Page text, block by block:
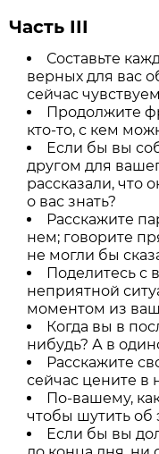
Часть III
Составьте
верных для вас
сейчас
Продолжите
кто-то, с кем
Если бы вы
другом для
рассказали, что
о вас знать?
Расскажите
нем; говорите
не могли бы
Поделитесь с
неприятной
моментом из
Когда вы в
нибудь? А в
Расскажите
сейчас цените в
По-вашему,
чтобы шутить об
Если бы вы